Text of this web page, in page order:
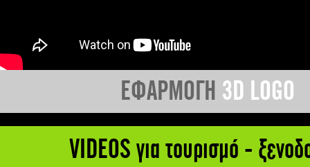
ΕΦΑΡΜΟΓΗ 3D LOGO
VIDEOS για τουρισμό -